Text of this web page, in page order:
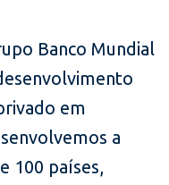
Banco Mundial
em
a
100 países,